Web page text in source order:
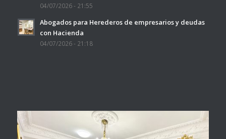
04/07/2026 - 21:55
Abogados para Herederos de empresarios y deudas
con Hacienda
04/07/2026 - 21:18